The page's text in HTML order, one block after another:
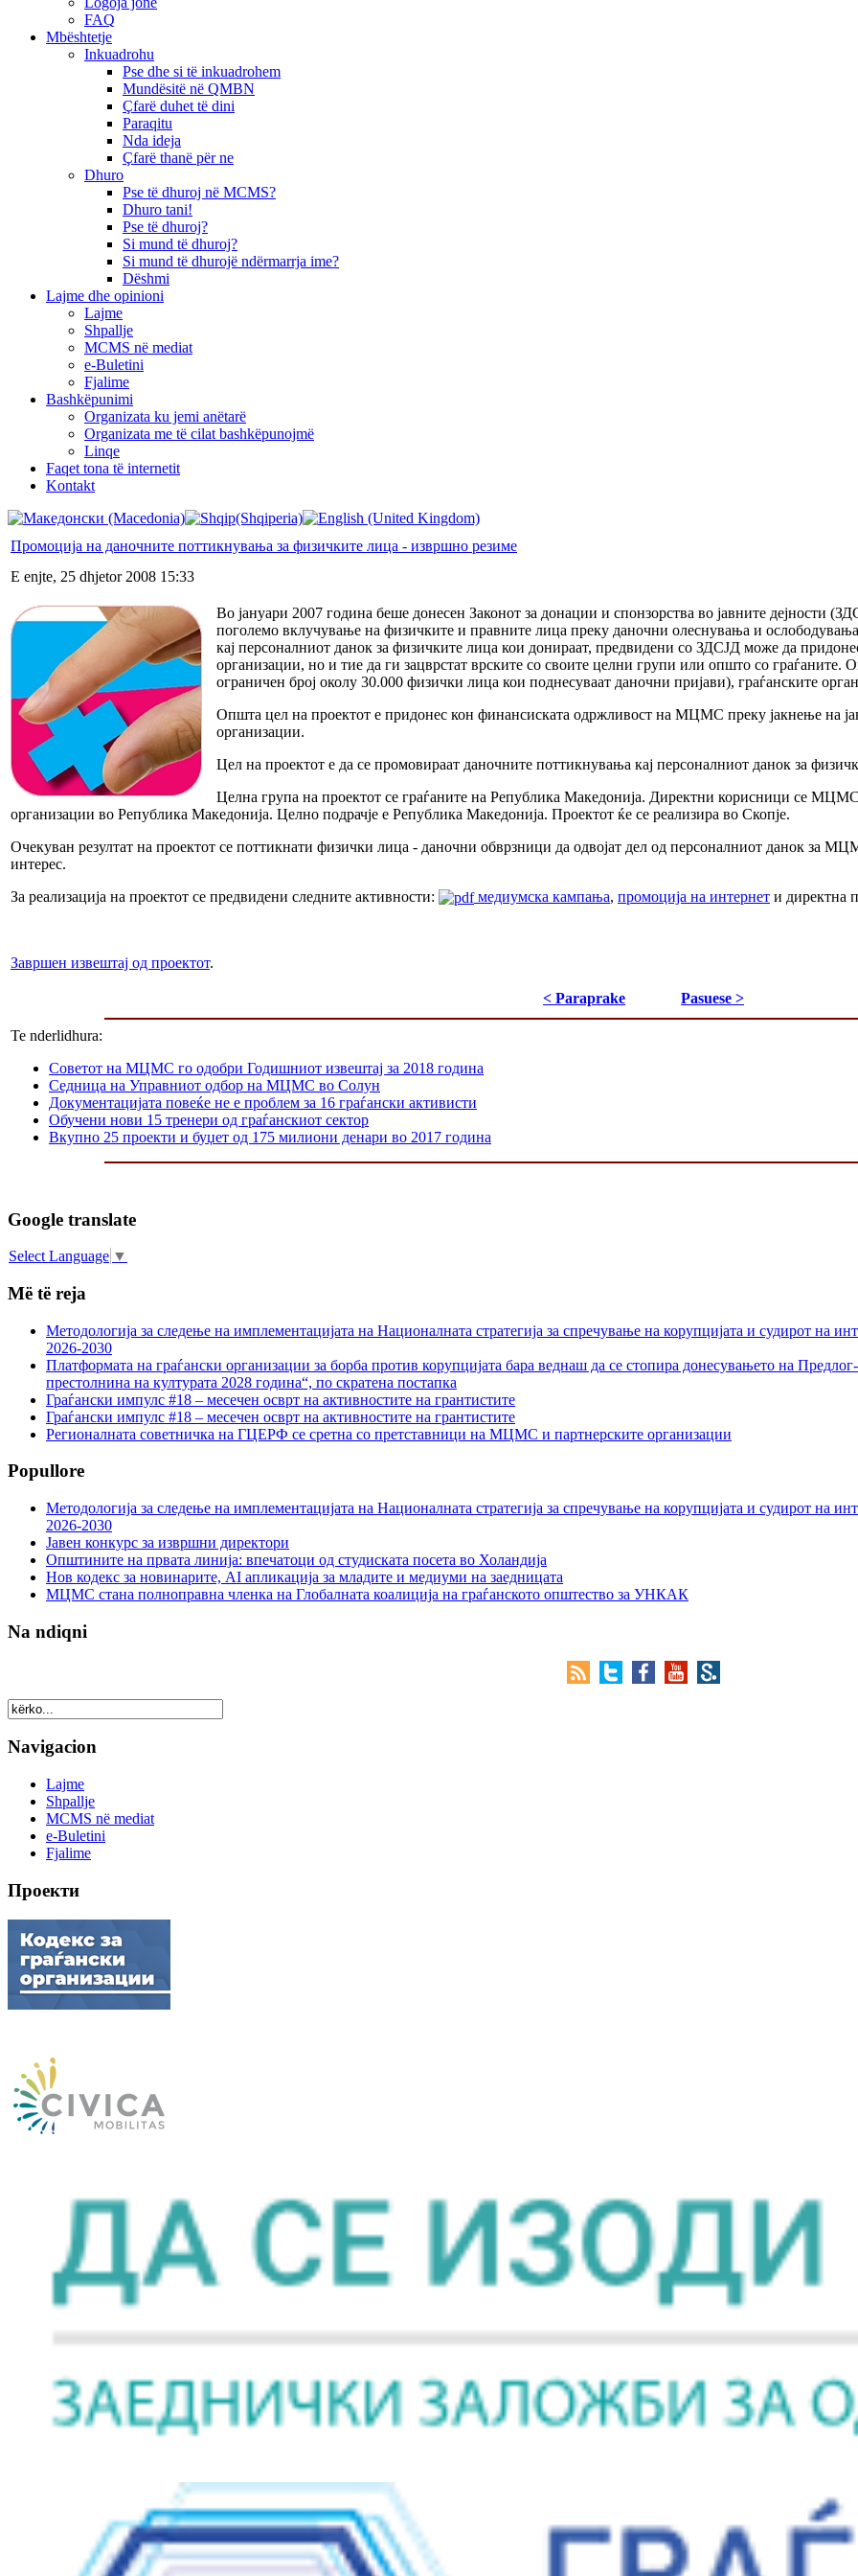
FAQ
Mbështetje
Inkuadrohu
Pse dhe si të inkuadrohem
Mundësitë në QMBN
Çfarë duhet të dini
Paraqitu
Nda ideja
Çfarë thanë për ne
Dhuro
Pse të dhuroj në MCMS?
Dhuro tani!
Pse të dhuroj?
Si mund të dhuroj?
Si mund të dhurojë ndërmarrja ime?
Dëshmi
Lajme dhe opinioni
Lajme
Shpallje
MCMS në mediat
e-Buletini
Fjalime
Bashkëpunimi
Organizata ku jemi anëtarë
Organizata me të cilat bashkëpunojmë
Linqe
Faqet tona të internetit
Kontakt
Промоција на даночните поттикнувања за физичките лица - извршно резиме
E enjte, 25 dhjetor 2008 15:33
Во јануари 2007 година беше донесен Законот за донации и спонзорства во јавните дејности
поголемо вклучување на физичките и правните лица преку даночни олеснувања и
кај персоналниот данок за физичките лица кои донираат, предвидени со ЗДСЈД може да
организации, но и тие да ги зацврстат врските со своите целни групи или општо со граѓаните.
ограничен број околу 30.000 физички лица кои поднесуваат даночни пријави), граѓанските
Општа цел на проектот е придонес кон финансиската одржливост на МЦМС преку јакнење на
организации.
Цел на проектот е да се промовираат даночните поттикнувања кај персоналниот данок за
Целна група на проектот се граѓаните на Република Македонија. Директни корисници се
организации во Република Македонија. Целно подрачје е Република Македонија. Проектот ќе се реализира во Скопје.
Очекуван резултат на проектот се поттикнати физички лица - даночни обврзници да одвојат дел од персоналниот данок за
интерес.
За реализација на проектот се предвидени следните активности:
медиумска кампања, промоција на интернет и директна
Завршен извештај од проектот.
< Paraprake Pasuese >
Te nderlidhura:
Советот на МЦМС го одобри Годишниот извештај за 2018 година
Седница на Управниот одбор на МЦМС во Солун
Документацијата повеќе не е проблем за 16 граѓански активисти
Обучени нови 15 тренери од граѓанскиот сектор
Вкупно 25 проекти и буџет од 175 милиони денари во 2017 година
Google translate
Select Language ▼
Më të reja
Методологија за следење на имплементацијата на Националната стратегија за спречување на корупцијата и судирот на
2026-2030
Платформата на граѓански организации за борба против корупцијата бара веднаш да се стопира донесувањето на
престолнина на културата 2028 година“, по скратена постапка
Граѓански импулс #18 – месечен осврт на активностите на грантистите
Граѓански импулс #18 – месечен осврт на активностите на грантистите
Регионалната советничка на ГЦЕРФ се сретна со претставници на МЦМС и партнерските организации
Popullore
Методологија за следење на имплементацијата на Националната стратегија за спречување на корупцијата и судирот на
2026-2030
Јавен конкурс за извршни директори
Општините на првата линија: впечатоци од студиската посета во Холандија
Нов кодекс за новинарите, AI апликација за младите и медиуми на заедницата
МЦМС стана полноправна членка на Глобалната коалиција на граѓанското општество за УНКАК
Na ndiqni
Navigacion
Lajme
Shpallje
MCMS në mediat
e-Buletini
Fjalime
Проекти